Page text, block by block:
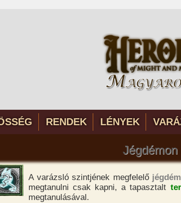
RENDEK LÉNYEK
Jégdémon
A varázsló szintjének megfelelő
megtanulni csak kapni, a tapasztalt
megtanulásával.